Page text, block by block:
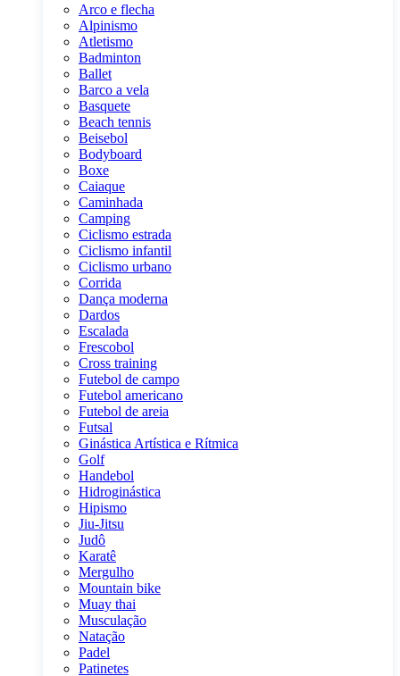
Arco e flecha
Alpinismo
Atletismo
Badminton
Ballet
Barco a vela
Basquete
Beach tennis
Beisebol
Bodyboard
Boxe
Caiaque
Caminhada
Camping
Ciclismo estrada
Ciclismo infantil
Ciclismo urbano
Corrida
Dança moderna
Dardos
Escalada
Frescobol
Cross training
Futebol de campo
Futebol americano
Futebol de areia
Futsal
Ginástica Artística e Rítmica
Golf
Handebol
Hidroginástica
Hipismo
Jiu-Jitsu
Judô
Karatê
Mergulho
Mountain bike
Muay thai
Musculação
Natação
Padel
Patinetes